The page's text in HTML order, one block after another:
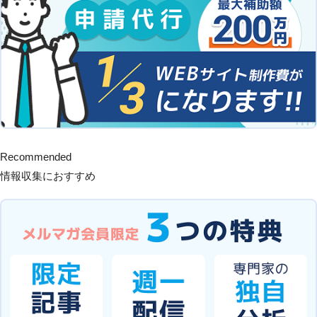
Recommended
情報収集におすすめ